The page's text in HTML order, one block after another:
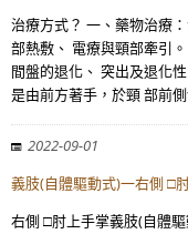
治療方式？ 一、藥物治療
部熱敷、 電療與頸部牽引
間盤的退化、 突出及退化
是由前方著手，於頸 部前
2022-09-01
義肢(自體驅動式)一右側 □
右側 □肘上手掌義肢(自體